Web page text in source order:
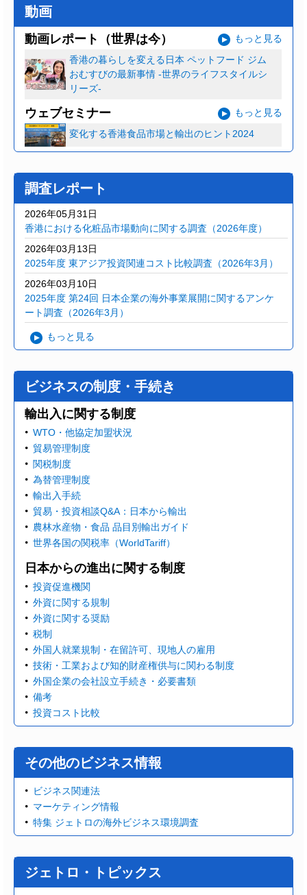
動画
動画レポート（世界は今）
もっと見る
香港の暮らしを変える日本 ペットフード ジム
おむすびの最新事情 ‐世界のライフスタイルシ
リーズ‐
ウェブセミナー
もっと見る
変化する香港食品市場と輸出のヒント2024
調査レポート
2026年05月31日
香港における化粧品市場動向に関する調査（2026年度）
2026年03月13日
2025年度 東アジア投資関連コスト比較調査（2026年3月）
2026年03月10日
2025年度 第24回 日本企業の海外事業展開に関するアンケ
ート調査（2026年3月）
もっと見る
ビジネスの制度・手続き
輸出入に関する制度
WTO・他協定加盟状況
貿易管理制度
関税制度
為替管理制度
輸出入手続
貿易・投資相談Q&A：日本から輸出
農林水産物・食品 品目別輸出ガイド
世界各国の関税率（WorldTariff）
日本からの進出に関する制度
投資促進機関
外資に関する規制
外資に関する奨励
税制
外国人就業規制・在留許可、現地人の雇用
技術・工業および知的財産権供与に関わる制度
外国企業の会社設立手続き・必要書類
備考
投資コスト比較
その他のビジネス情報
ビジネス関連法
マーケティング情報
特集 ジェトロの海外ビジネス環境調査
ジェトロ・トピックス